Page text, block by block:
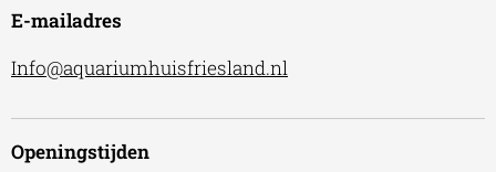
E-mailadres
Info@aquariumhuisfriesland.nl
Openingstijden